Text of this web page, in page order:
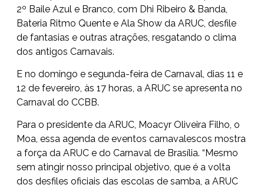
2º Baile Azul e Branco, com Dhi Ribeiro & Banda,
Bateria Ritmo Quente e Ala Show da ARUC, desfile
de fantasias e outras atrações, resgatando o clima
dos antigos Carnavais.
E no domingo e segunda-feira de Carnaval, dias 11 e
12 de fevereiro, às 17 horas, a ARUC se apresenta no
Carnaval do CCBB.
Para o presidente da ARUC, Moacyr Oliveira Filho, o
Moa, essa agenda de eventos carnavalescos mostra
a força da ARUC e do Carnaval de Brasília. “Mesmo
sem atingir nosso principal objetivo, que é a volta
dos desfiles oficiais das escolas de samba, a ARUC